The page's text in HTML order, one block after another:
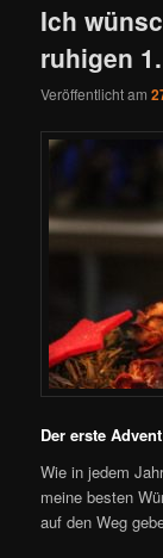
Ich
ruhigen
Veröffentlicht am
Der erste
Wie in jedem
meine besten
auf den Weg